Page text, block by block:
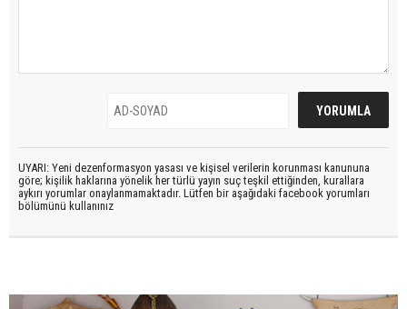
UYARI: Yeni dezenformasyon yasası ve kişisel verilerin korunması kanununa
göre; kişilik haklarına yönelik her türlü yayın suç teşkil ettiğinden, kurallara
aykırı yorumlar onaylanmamaktadır. Lütfen bir aşağıdaki facebook yorumları
bölümünü kullanınız